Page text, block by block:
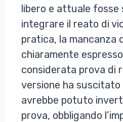
libero e attuale fosse
integrare il reato di
pratica, la mancanza
chiaramente
considerata prova di
versione ha
avrebbe potuto
prova, obbligando